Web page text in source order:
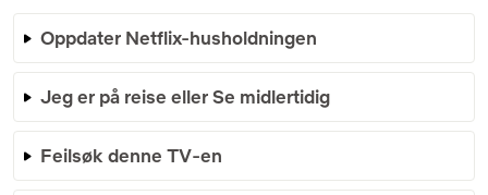
Oppdater Netflix-husholdningen
Jeg er på reise eller Se midlertidig
Feilsøk denne TV-en